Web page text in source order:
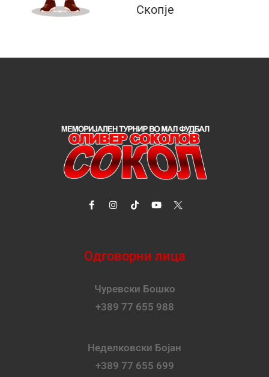
Скопје
Одговорни лица
Чуревски Бошко
+389 77 655 988
Неделковски Бојан
+389 77 655 699